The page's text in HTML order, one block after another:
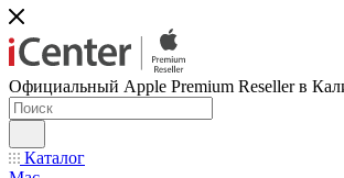
Официальный Apple Premium Reseller в
Каталог